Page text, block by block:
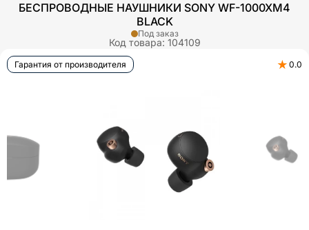
БЕСПРОВОДНЫЕ НАУШНИКИ SONY WF-1000XM4
BLACK
Код товара: 104109
Под заказ
Гарантия от производителя ★ 0.0